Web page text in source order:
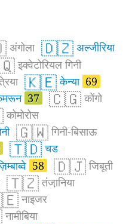
अंगोला 🇩🇿 अल्जीरिया
इक्वेटोरियल गिनी
🇰🇪केन्या 69
37 🇨🇬 कोंगो
कोमोरोस
🇬🇼 गिनी-बिसाऊ
🇹🇩चड
58 🇩🇯 जिबूती
🇹🇿 तंजा़निया
नाइजर
नामीबिया